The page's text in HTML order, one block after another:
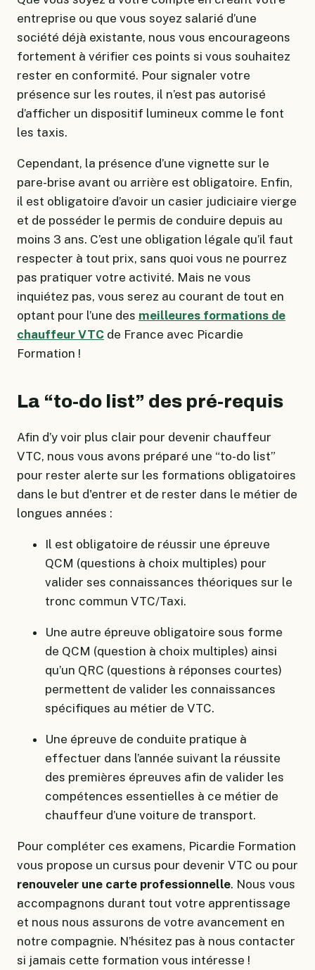
entreprise ou que vous soyez salarié d’une
société déjà existante, nous vous encourageons
fortement à vérifier ces points si vous souhaitez
rester en conformité. Pour signaler votre
présence sur les routes, il n’est pas autorisé
d’afficher un dispositif lumineux comme le font
les taxis.
Cependant, la présence d’une vignette sur le
pare-brise avant ou arrière est obligatoire. Enfin,
il est obligatoire d’avoir un casier judiciaire vierge
et de posséder le permis de conduire depuis au
moins 3 ans. C’est une obligation légale qu’il faut
respecter à tout prix, sans quoi vous ne pourrez
pas pratiquer votre activité. Mais ne vous
inquiétez pas, vous serez au courant de tout en
optant pour l’une des meilleures formations de
chauffeur VTC de France avec Picardie
Formation !
La “to-do list” des pré-requis
Afin d’y voir plus clair pour devenir chauffeur
VTC, nous vous avons préparé une “to-do list”
pour rester alerte sur les formations obligatoires
dans le but d'entrer et de rester dans le métier de
longues années :
Il est obligatoire de réussir une épreuve
QCM (questions à choix multiples) pour
valider ses connaissances théoriques sur le
tronc commun VTC/Taxi.
Une autre épreuve obligatoire sous forme
de QCM (question à choix multiples) ainsi
qu’un QRC (questions à réponses courtes)
permettent de valider les connaissances
spécifiques au métier de VTC.
Une épreuve de conduite pratique à
effectuer dans l’année suivant la réussite
des premières épreuves afin de valider les
compétences essentielles à ce métier de
chauffeur d’une voiture de transport.
Pour compléter ces examens, Picardie Formation
vous propose un cursus pour devenir VTC ou pour
renouveler une carte professionnelle. Nous vous
accompagnons durant tout votre apprentissage
et nous nous assurons de votre avancement en
notre compagnie. N’hésitez pas à nous contacter
si jamais cette formation vous intéresse !